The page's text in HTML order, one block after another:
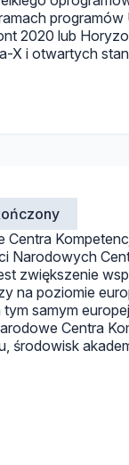
programów
2020 lub
X i otwartych
Centra
Narodowych
zwiększenie
na poziomie
samym
Centra
środowisk